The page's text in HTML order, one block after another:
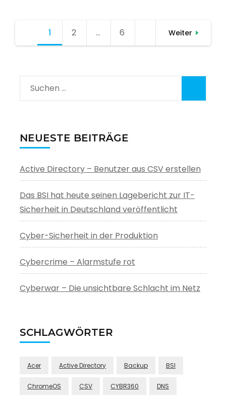
Seitennummerierung
1 Seite
2 … Seite
6 Weiter
Suchen
nach:
NEUESTE BEITRÄGE
Active Directory – Benutzer aus CSV erstellen
Das BSI hat heute seinen Lagebericht zur IT-
Sicherheit in Deutschland veröffentlicht
Cyber-Sicherheit in der Produktion
Cybercrime – Alarmstufe rot
Cyberwar – Die unsichtbare Schlacht im Netz
SCHLAGWÖRTER
Acer Active Directory Backup BSI
ChromeOS CSV CYBR360 DNS